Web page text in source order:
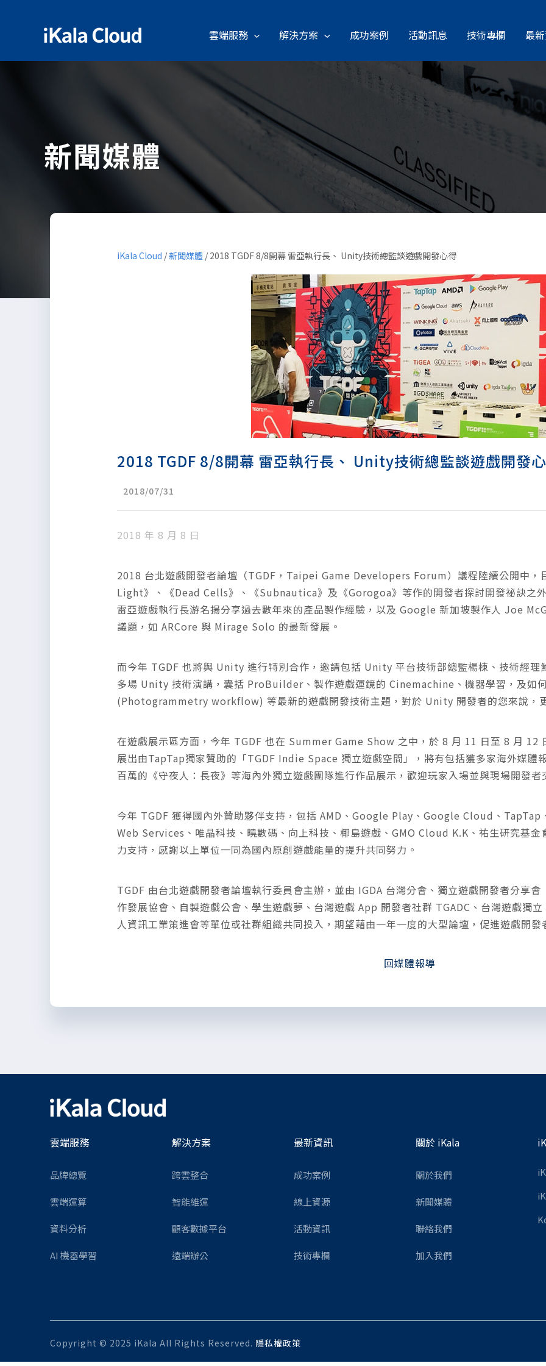
雲端服務 解決方案 成功案例 活動訊息 技術專欄 最
新聞媒體
iKala Cloud /新聞媒體 / 2018 TGDF 8/8開幕 雷亞執行長、 Unity技術總監談遊戲開發心得
2018 TGDF 8/8開幕 雷亞執行長、 Unity技術總監談遊戲開發
2018/07/31
2018 年 8 月 8 日
2018 台北遊戲開發者論壇（TGDF，Taipei Game Developers Forum）議程陸續公開中
Light》、《Dead Cells》、《Subnautica》及《Gorogoa》等作的開發者探討開發祕訣之
雷亞遊戲執行長游名揚分享過去數年來的產品製作經驗，以及 Google 新加坡製作人 Joe
議題，如 ARCore 與 Mirage Solo 的最新發展。
而今年 TGDF 也將與 Unity 進行特別合作，邀請包括 Unity 平台技術部總監楊棟、技術經理
多場 Unity 技術演講，囊括 ProBuilder、製作遊戲運鏡的 Cinemachine、機器學習，及如
(Photogrammetry workflow) 等最新的遊戲開發技術主題，對於 Unity 開發者的您來說，
在遊戲展示區方面，今年 TGDF 也在 Summer Game Show 之中，於 8 月 11 日至 8 月 12
展出由TapTap獨家贊助的「TGDF Indie Space 獨立遊戲空間」，將有包括獲多家海外媒體
百萬的《守夜人：長夜》等海內外獨立遊戲團隊進行作品展示，歡迎玩家入場並與現場開發者
今年 TGDF 獲得國內外贊助夥伴支持，包括 AMD、Google Play、Google Cloud、
Web Services、唯晶科技、曉數碼、向上科技、椰島遊戲、GMO Cloud K.K、祐生研究基
力支持，感謝以上單位一同為國內原創遊戲能量的提升共同努力。
TGDF 由台北遊戲開發者論壇執行委員會主辦，並由 IGDA 台灣分會、獨立遊戲開發者分享
作發展協會、自製遊戲公會、學生遊戲夢、台灣遊戲 App 開發者社群 TGADC、台灣遊戲獨
人資訊工業策進會等單位或社群組織共同投入，期望藉由一年一度的大型論壇，促進遊戲開
回媒體報導
雲端服務
品牌總覽
雲端運算
資料分析
AI 機器學習
解決方案
跨雲整合
智能維運
顧客數據平台
遠端辦公
最新資訊
成功案例
線上資源
活動資訊
技術專欄
關於 iKala
關於我們
新聞媒體
聯絡我們
加入我們
Copyright © 2025 iKala All Rights Reserved. 隱私權政策